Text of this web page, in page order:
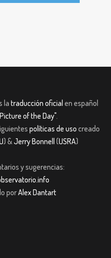
la traducción oficial en español
of the Day".
políticas de uso creado
) &Jerry Bonnell (USRA)
y sugerencias:
porAlex Dantart